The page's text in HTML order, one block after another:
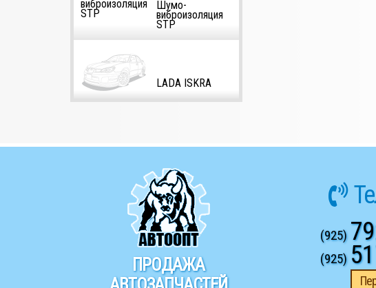
Шумо-
виброизоляция
STP
LADA ISKRA
ПРОДАЖА
(925)
(925)